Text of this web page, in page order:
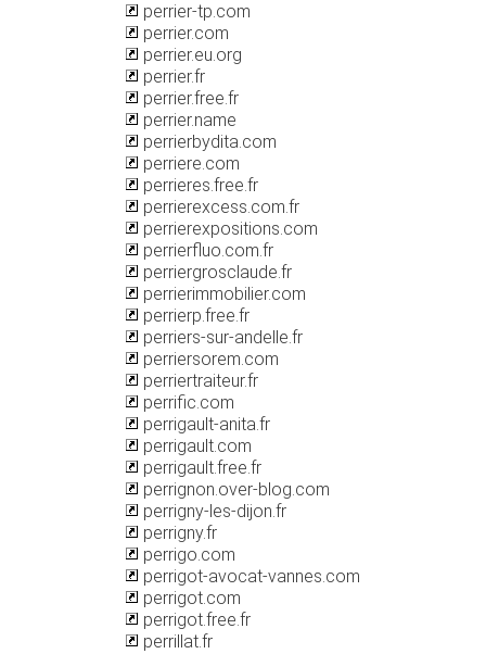
perrier-tp.com
perrier.com
perrier.eu.org
perrier.fr
perrier.free.fr
perrier.name
perrierbydita.com
perriere.com
perrieres.free.fr
perrierexcess.com.fr
perrierexpositions.com
perrierfluo.com.fr
perriergrosclaude.fr
perrierimmobilier.com
perrierp.free.fr
perriers-sur-andelle.fr
perriersorem.com
perriertraiteur.fr
perrific.com
perrigault-anita.fr
perrigault.com
perrigault.free.fr
perrignon.over-blog.com
perrigny-les-dijon.fr
perrigny.fr
perrigo.com
perrigot-avocat-vannes.com
perrigot.com
perrigot.free.fr
perrillat.fr